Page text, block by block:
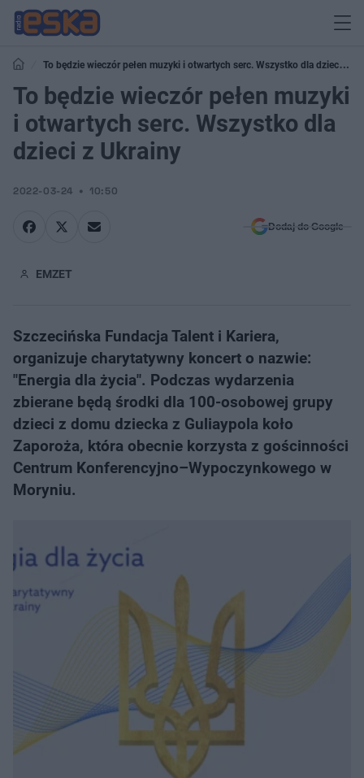
To będzie wieczór pełen muzyki i otwartych serc. Wszystko dla dzieci z
Ukrainy
To będzie wieczór pełen muzyki
i otwartych serc. Wszystko dla
dzieci z Ukrainy
2022-03-24 10:50
Dodaj do Google
EMZET
Szczecińska Fundacja Talent i Kariera,
organizuje charytatywny koncert o nazwie:
"Energia dla życia". Podczas wydarzenia
zbierane będą środki dla 100-osobowej grupy
dzieci z domu dziecka z Guliaypola koło
Zaporoża, która obecnie korzysta z gościnności
Centrum Konferencyjno–Wypoczynkowego w
Moryniu.